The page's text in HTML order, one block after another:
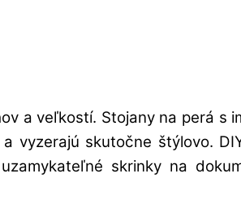
a veľkostí. Stojany na perá s
vyzerajú skutočne štýlovo.
skrinky na